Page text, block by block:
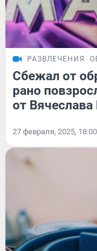
РАЗВЛЕЧЕНИЯ
Сбежал от
рано
от
27 февраля, 2025, 18:00